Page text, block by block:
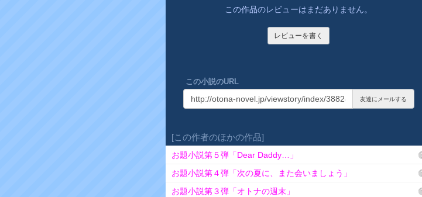
この作品のレビューはまだありません。
レビューを書く
この小説のURL
友達にメールする
[この作者のほかの作品]
お題小説第５弾「Dear Daddy…」
お題小説第４弾「次の夏に、また会いましょう」
お題小説第３弾「オトナの週末」